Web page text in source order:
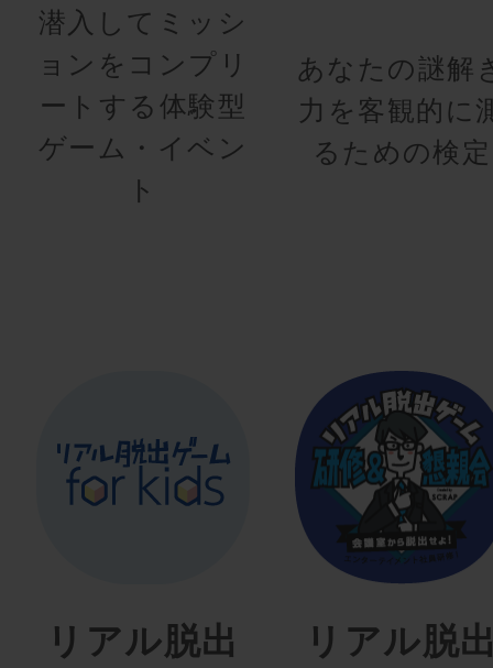
潜入してミッシ
ョンをコンプリ
ートする体験型
ゲーム・イベン
ト
あなたの謎解
力を客観的に
るための検定
リアル脱出
リアル脱